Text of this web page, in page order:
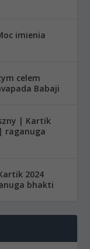
imienia
celem
Babaji
| Kartik
raganuga
2024
bhakti